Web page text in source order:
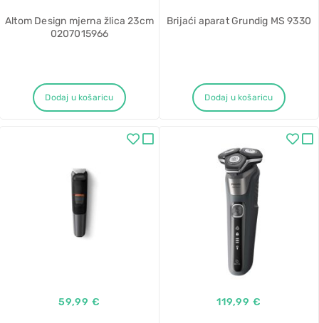
Altom Design mjerna žlica 23cm
0207015966
Dodaj u košaricu
Brijaći aparat Grundig MS 9330
Dodaj u košaricu
59,99 € 119,99 €